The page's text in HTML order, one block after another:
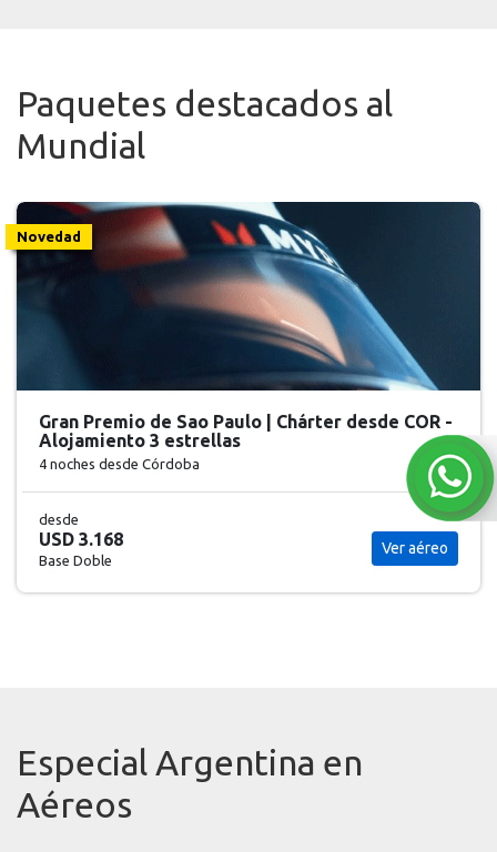
Paquetes destacados al
Mundial
Novedad
Gran Premio de Sao Paulo | Chárter desde COR -
Alojamiento 3 estrellas
4 noches desde Córdoba
desde
USD 3.168
Base Doble
Ver aéreo
Especial Argentina en
Aéreos